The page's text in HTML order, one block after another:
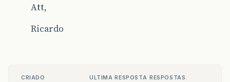
Att,
Ricardo
CRIADO ULTIMA RESPOSTA RESPOSTAS